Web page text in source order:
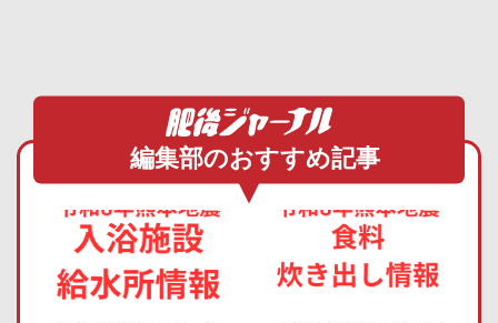
編集部のおすすめ記事